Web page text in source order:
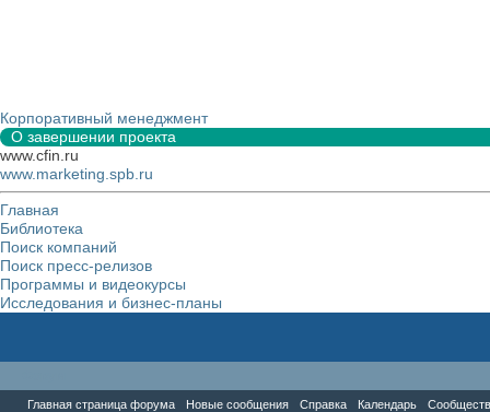
Корпоративный менеджмент
О завершении проекта
www.cfin.ru
www.marketing.spb.ru
Главная
Библиотека
Поиск компаний
Поиск пресс-релизов
Программы и видеокурсы
Исследования и бизнес-планы
Главная страница форума Новые сообщения Справка Календарь